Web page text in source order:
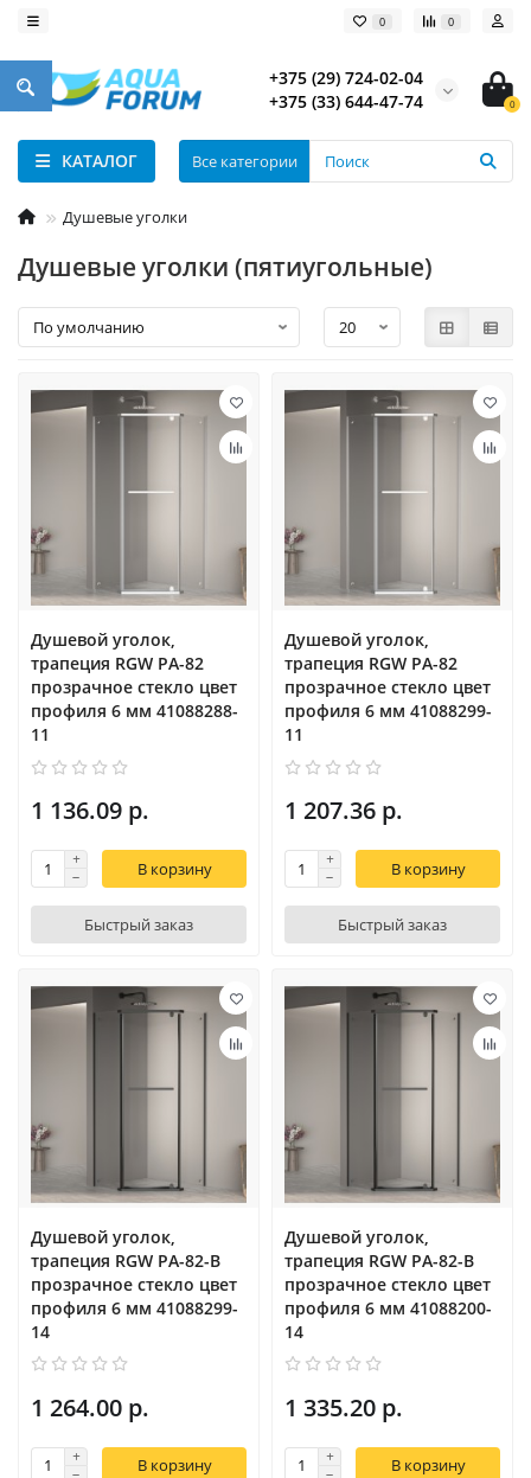
0 0
+375 (29) 724-02-04
+375 (33) 644-47-74
0
КАТАЛОГ Все категории
Душевые уголки
Душевые уголки (пятиугольные)
Душевой уголок,
трапеция RGW PA-82
прозрачное cтекло цвет
профиля 6 мм 41088288-
11
1 136.09 р.
В корзину
Быстрый заказ
Душевой уголок,
трапеция RGW PA-82
прозрачное cтекло цвет
профиля 6 мм 41088299-
11
1 207.36 р.
В корзину
Быстрый заказ
Душевой уголок,
трапеция RGW PA-82-B
прозрачное cтекло цвет
профиля 6 мм 41088299-
14
1 264.00 р.
В корзину
Душевой уголок,
трапеция RGW PA-82-B
прозрачное cтекло цвет
профиля 6 мм 41088200-
14
1 335.20 р.
В корзину